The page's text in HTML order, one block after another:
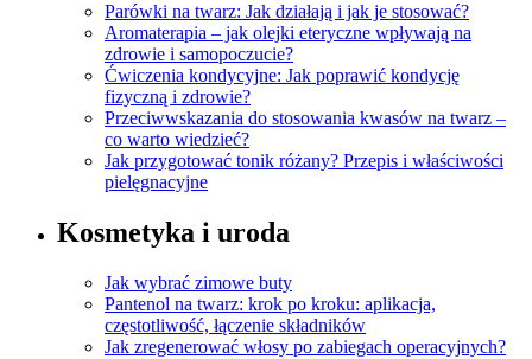
Parówki na twarz: Jak działają i jak je stosować?
Aromaterapia – jak olejki eteryczne wpływają na
zdrowie i samopoczucie?
Ćwiczenia kondycyjne: Jak poprawić kondycję
fizyczną i zdrowie?
Przeciwwskazania do stosowania kwasów na twarz –
co warto wiedzieć?
Jak przygotować tonik różany? Przepis i właściwości
pielęgnacyjne
Kosmetyka i uroda
Jak wybrać zimowe buty
Pantenol na twarz: krok po kroku: aplikacja,
częstotliwość, łączenie składników
Jak zregenerować włosy po zabiegach operacyjnych?